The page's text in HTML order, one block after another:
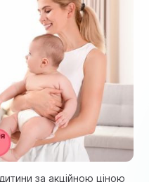
за акційною ціною